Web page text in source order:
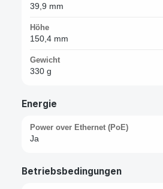
39,9 mm
Höhe
150,4 mm
Gewicht
330 g
Energie
Power over Ethernet (PoE)
Ja
Betriebsbedingungen